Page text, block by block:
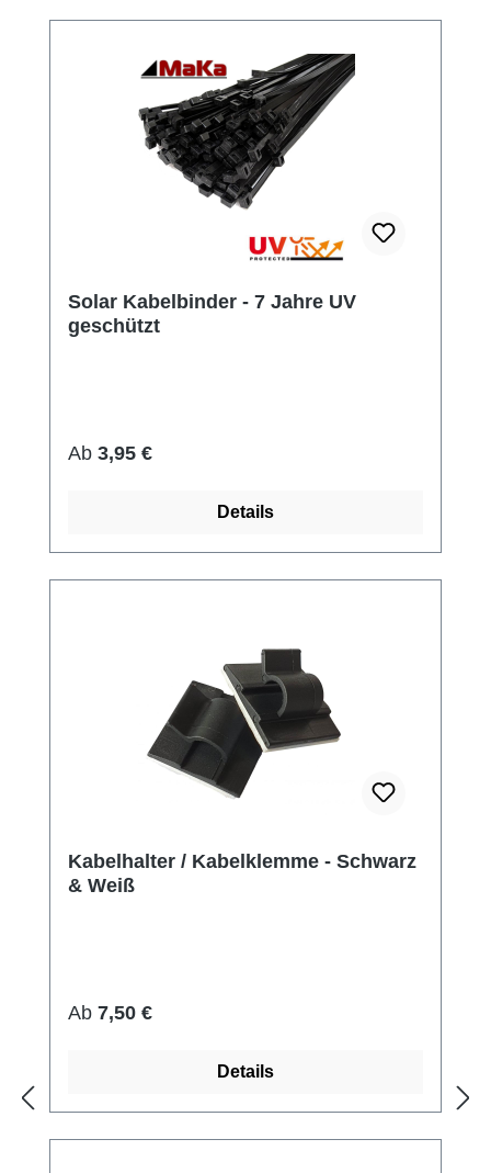
Solar Kabelbinder - 7 Jahre UV
geschützt
Regulärer Preis:
Ab 3,95 €
Details
Kabelhalter / Kabelklemme - Schwarz
& Weiß
Regulärer Preis:
Ab 7,50 €
Details